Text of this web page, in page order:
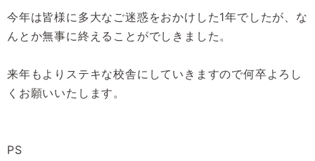
今年は皆様に多大なご迷惑をおかけした1年でしたが、な
んとか無事に終えることがでしきました。
来年もよりステキな校舎にしていきますので何卒よろし
くお願いいたします。
PS